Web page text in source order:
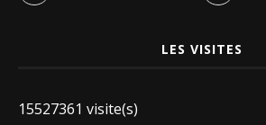
LES VISITES
15527361 visite(s)